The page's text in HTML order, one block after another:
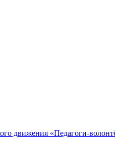
движения «Педагоги-